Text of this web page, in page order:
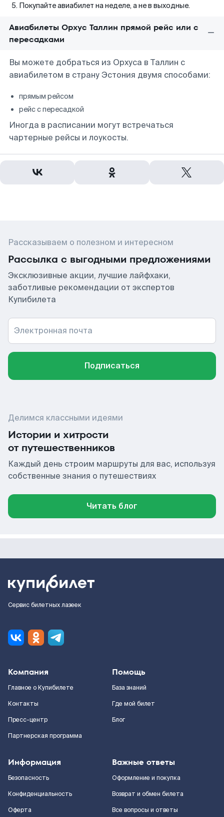
Покупайте авиабилет на неделе, а не в выходные.
Авиабилеты Орхус Таллин прямой рейс или с
пересадками
Вы можете добраться из Орхуса в Таллин с
авиабилетом в страну Эстония двумя способами:
прямым рейсом
рейс с пересадкой
Иногда в расписании могут встречаться
чартерные рейсы и лоукосты.
Рассказываем о полезном и интересном
Рассылка с выгодными предложениями
Эксклюзивные акции, лучшие лайфхаки,
заботливые рекомендации от экспертов
Купибилета
Электронная почта
Подписаться
Делимся классными идеями
Истории и хитрости
от путешественников
Каждый день строим маршруты для вас, используя
собственные знания о путешествиях
Читать блог
Сервис билетных лазеек
Компания
Главное о Купибилете
Контакты
Пресс-центр
Партнерская программа
Помощь
База знаний
Где мой билет
Блог
Информация
Безопасность
Конфиденциальность
Оферта
Важные ответы
Оформление и покупка
Возврат и обмен билета
Все вопросы и ответы